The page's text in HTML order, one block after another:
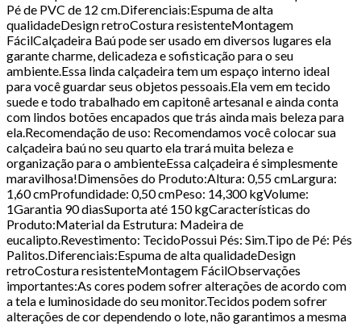
Pé de PVC de 12 cm.Diferenciais:Espuma de alta
qualidadeDesign retroCostura resistenteMontagem
FácilCalçadeira Baú pode ser usado em diversos lugares ela
garante charme, delicadeza e sofisticação para o seu
ambiente.Essa linda calçadeira tem um espaço interno ideal
para você guardar seus objetos pessoais.Ela vem em tecido
suede e todo trabalhado em capitonê artesanal e ainda conta
com lindos botões encapados que trás ainda mais beleza para
ela.Recomendação de uso: Recomendamos você colocar sua
calçadeira baú no seu quarto ela trará muita beleza e
organização para o ambienteEssa calçadeira é simplesmente
maravilhosa!Dimensões do Produto:Altura: 0,55 cmLargura:
1,60 cmProfundidade: 0,50 cmPeso: 14,300 kgVolume:
1Garantia 90 diasSuporta até 150 kgCaracterísticas do
Produto:Material da Estrutura: Madeira de
eucalipto.Revestimento: TecidoPossui Pés: Sim.Tipo de Pé: Pés
Palitos.Diferenciais:Espuma de alta qualidadeDesign
retroCostura resistenteMontagem FácilObservações
importantes:As cores podem sofrer alterações de acordo com
a tela e luminosidade do seu monitor.Tecidos podem sofrer
alterações de cor dependendo o lote, não garantimos a mesma